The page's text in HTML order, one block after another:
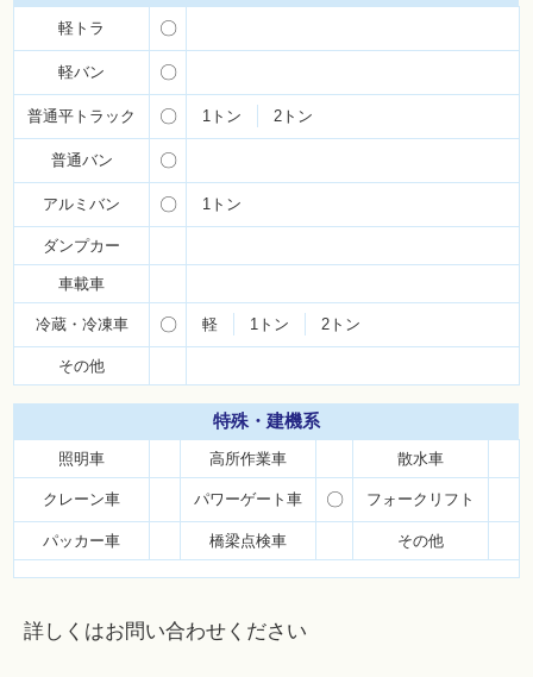
軽トラ 〇
軽バン 〇
普通平トラック 〇 1トン 2トン
普通バン 〇
アルミバン 〇 1トン
ダンプカー
車載車
冷蔵・冷凍車 〇 軽 1トン 2トン
その他
特殊・ 建機系
照明車 高所作業車 散水車
クレーン車 パワーゲート車 〇 フォークリフト
パッカー車 橋梁点検車 その他
詳しくはお問い合わせください